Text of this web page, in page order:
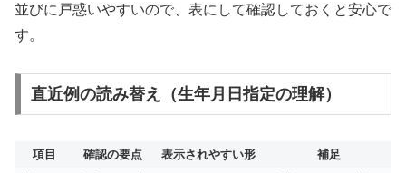
並びに戸惑いやすいので、表にして確認しておくと安心で
す。
直近例の読み替え（生年月日指定の理解）
項目 確認の要点 表示されやすい形
補足